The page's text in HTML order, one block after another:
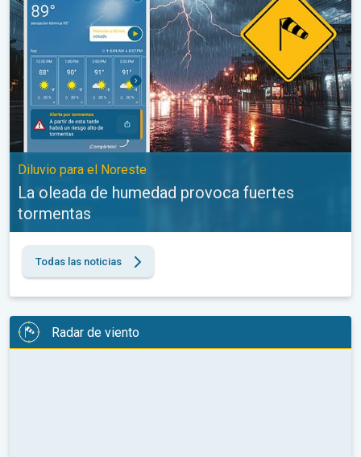
Diluvio para el Noreste
La oleada de humedad provoca fuertes
tormentas
Todas las noticias
Radar de viento